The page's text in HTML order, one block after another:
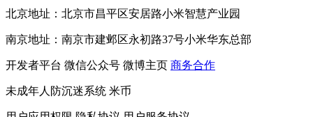
北京地址：北京市昌平区安居路小米智慧产业园
南京地址：南京市建邺区永初路37号小米华东总部
开发者平台 微信公众号 微博主页 商务合作
未成年人防沉迷系统 米币